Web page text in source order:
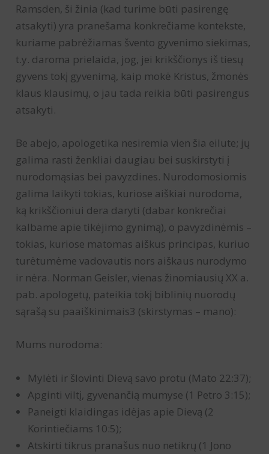
Ramsden, ši žinia (kad turime būti pasirengę
atsakyti) yra pranešama konkrečiame kontekste,
kuriame pabrėžiamas švento gyvenimo siekimas,
t.y. daroma prielaida, jog, jei krikščionys iš tiesų
gyvens tokį gyvenimą, kaip mokė Kristus, žmonės
klaus klausimų, o jau tada reikia būti pasirengus
atsakyti.
Be abejo, apologetika nesiremia vien šia eilute; jų
galima rasti ženkliai daugiau bei suskirstyti į
nurodomąsias bei pavyzdines. Nurodomosiomis
galima laikyti tokias, kuriose aiškiai nurodoma,
ką krikščioniui dera daryti (dabar konkrečiai
kalbame apie tikėjimo gynimą), o pavyzdinėmis –
tokias, kuriose matomas aiškus principas, kuriuo
turėtumėme vadovautis nors aiškaus nurodymo
ir nėra. Norman Geisler, vienas žinomiausių XX a.
pab. apologetų, pateikia tokį biblinių nuorodų
sąrašą su paaiškinimais3 (skirstymas – mano):
Mums nurodoma:
Mylėti ir šlovinti Dievą savo protu (Mato 22:37);
Apginti viltį, gyvenančią mumyse (1 Petro 3:15);
Paneigti klaidingas idėjas apie Dievą (2
Korintiečiams 10:5);
Atskirti tikrus pranašus nuo netikrų (1 Jono